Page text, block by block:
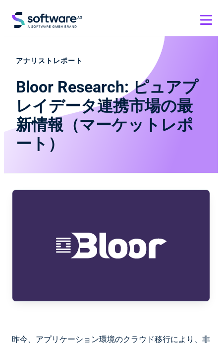
アナリストレポート
Bloor Research: ピュアプ
レイデータ連携市場の最
新情報（マーケットレポ
ート）
昨今、アプリケーション環境のクラウド移行により、非